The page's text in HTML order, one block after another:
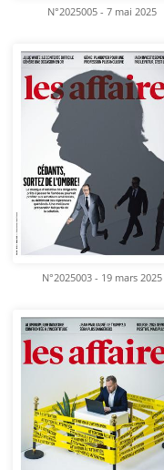
N°2025005 - 7 mai 2025
N°2025003 - 19 mars 2025